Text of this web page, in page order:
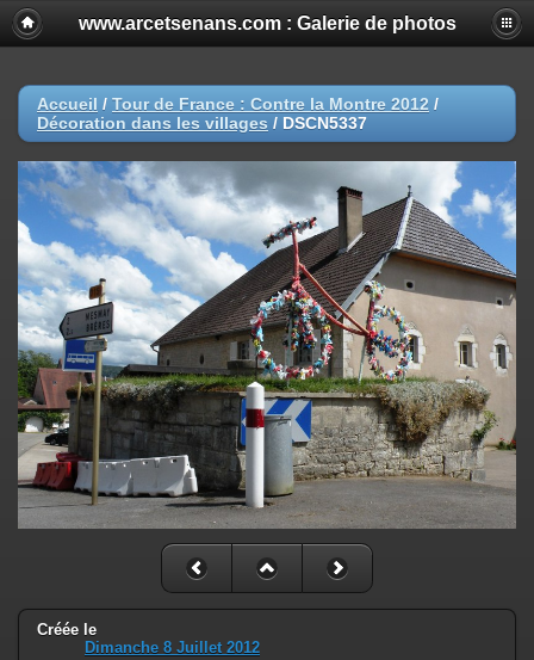
www.arcetsenans.com : Galerie de photos
Accueil / Tour de France : Contre la Montre 2012 /
Décoration dans les villages / DSCN5337
Créée le
Dimanche 8 Juillet 2012